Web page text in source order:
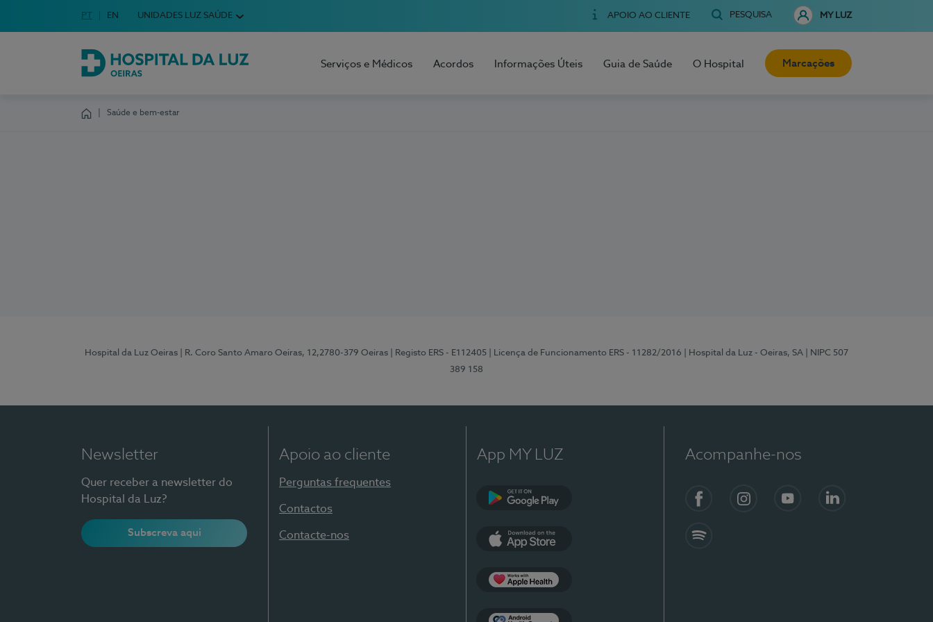
Escolha o seu idioma
Idioma em Português
PT English Language
EN UNIDADES LUZ SAÚDE APOIO AO CLIENTE PESQUISA MY LUZ
Hospital da Luz Oeiras
Serviços e Médicos Acordos Informações Úteis Guia de Saúde O Hospital Marcações
Saúde e bem-estar
Hospital da Luz Oeiras | R. Coro Santo Amaro Oeiras, 12,2780-379 Oeiras | Registo ERS - E112405 | Licença de Funcionamento ERS - 11282/2016 | Hospital da Luz - Oeiras, SA
| NIPC 507
389 158
Newsletter
Quer receber a newsletter do
Hospital da Luz?
Subscreva aqui
Apoio ao cliente
Perguntas frequentes
Contactos
Contacte-nos
App MY LUZ Acompanhe-nos